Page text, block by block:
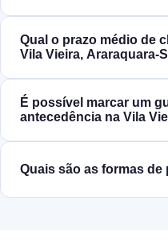
Qual o prazo médio de
Vila Vieira,
É possível marcar um
antecedência na Vila
Quais são as formas